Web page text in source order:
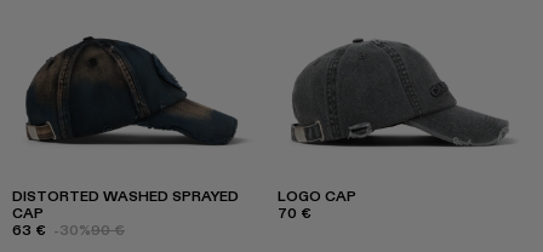
DISTORTED WASHED SPRAYED
CAP
63 € -30%90 €
LOGO CAP
70 €